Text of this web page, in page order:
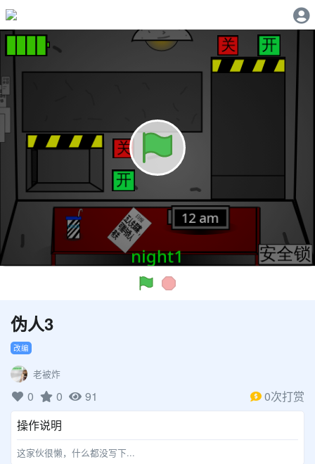
伪人3
改编
老被炸
0 0 91
0次打赏
操作说明
这家伙很懒，什么都没写下...